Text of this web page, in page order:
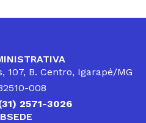
107, B. Centro, Igarapé/MG
008
2571-3026